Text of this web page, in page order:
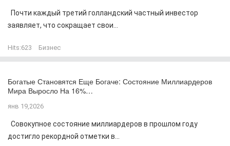
Почти каждый третий голландский частный инвестор
заявляет, что сокращает свои...
Hits:623 Бизнес
Богатые Становятся Еще Богаче: Состояние Миллиардеров
Мира Выросло На 16%…
янв 19,2026
Совокупное состояние миллиардеров в прошлом году
достигло рекордной отметки в...